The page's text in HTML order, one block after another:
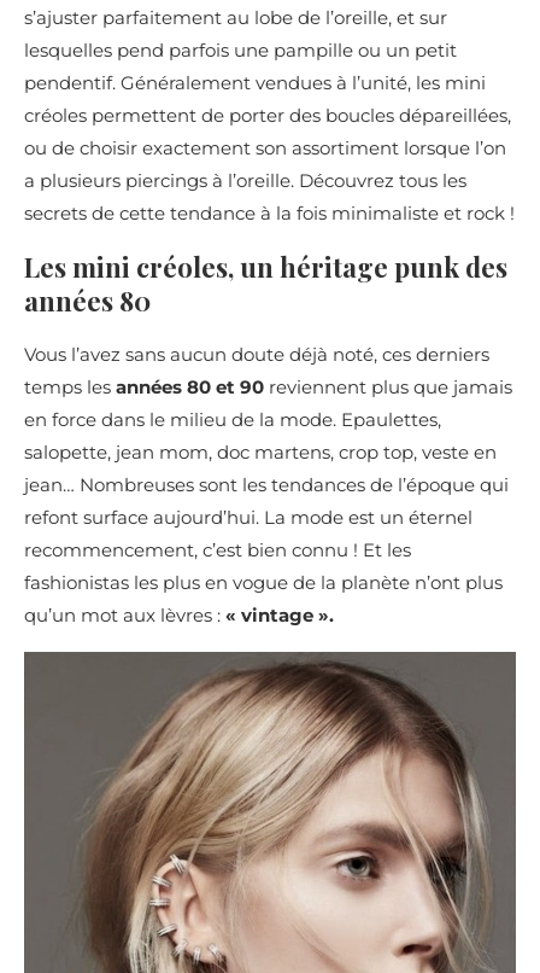
s’ajuster parfaitement au lobe de l’oreille, et sur
lesquelles pend parfois une pampille ou un petit
pendentif. Généralement vendues à l’unité, les mini
créoles permettent de porter des boucles dépareillées,
ou de choisir exactement son assortiment lorsque l’on
a plusieurs piercings à l’oreille. Découvrez tous les
secrets de cette tendance à la fois minimaliste et rock !
Les mini créoles, un héritage punk des
années 80
Vous l’avez sans aucun doute déjà noté, ces derniers
temps les années 80 et 90 reviennent plus que jamais
en force dans le milieu de la mode. Epaulettes,
salopette, jean mom, doc martens, crop top, veste en
jean… Nombreuses sont les tendances de l’époque qui
refont surface aujourd’hui. La mode est un éternel
recommencement, c’est bien connu ! Et les
fashionistas les plus en vogue de la planète n’ont plus
qu’un mot aux lèvres : « vintage ».